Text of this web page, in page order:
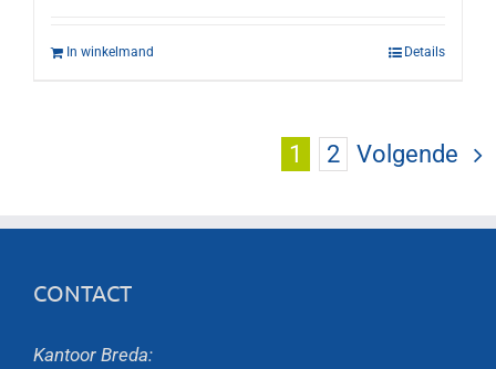
In winkelmand Details
1 2 Volgende
CONTACT
Kantoor Breda: